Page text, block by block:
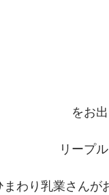
をお
リープ
まわり乳業さん